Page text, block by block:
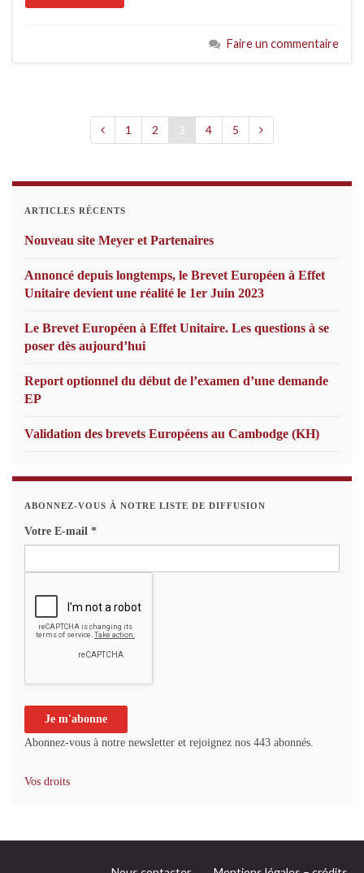
Faire un commentaire
1 2 3 4 5
ARTICLES RÉCENTS
Nouveau site Meyer et Partenaires
Annoncé depuis longtemps, le Brevet Européen à Effet
Unitaire devient une réalité le 1er Juin 2023
Le Brevet Européen à Effet Unitaire. Les questions à se
poser dès aujourd’hui
Report optionnel du début de l’examen d’une demande
EP
Validation des brevets Européens au Cambodge (KH)
ABONNEZ-VOUS À NOTRE LISTE DE DIFFUSION
Votre E-mail *
Abonnez-vous à notre newsletter et rejoignez nos 443 abonnés.
Vos droits